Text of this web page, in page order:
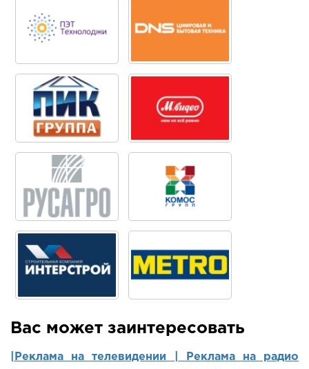
Вас может заинтересовать
|Реклама на телевидении |
Реклама на радио